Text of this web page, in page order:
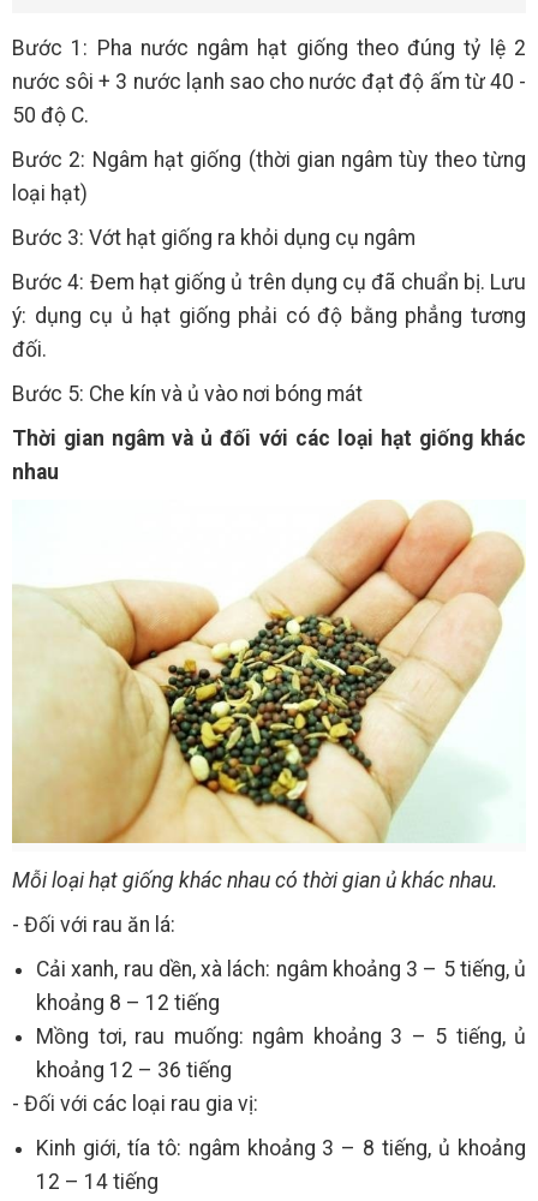
Bước 1: Pha nước ngâm hạt giống theo đúng tỷ lệ 2
nước sôi + 3 nước lạnh sao cho nước đạt độ ấm từ 40 -
50 độ C.
Bước 2: Ngâm hạt giống (thời gian ngâm tùy theo từng
loại hạt)
Bước 3: Vớt hạt giống ra khỏi dụng cụ ngâm
Bước 4: Đem hạt giống ủ trên dụng cụ đã chuẩn bị. Lưu
ý: dụng cụ ủ hạt giống phải có độ bằng phẳng tương
đối.
Bước 5: Che kín và ủ vào nơi bóng mát
Thời gian ngâm và ủ đối với các loại hạt giống khác
nhau
Mỗi loại hạt giống khác nhau có thời gian ủ khác nhau.
- Đối với rau ăn lá:
Cải xanh, rau dền, xà lách: ngâm khoảng 3 – 5 tiếng, ủ
khoảng 8 – 12 tiếng
Mồng tơi, rau muống: ngâm khoảng 3 – 5 tiếng, ủ
khoảng 12 – 36 tiếng
- Đối với các loại rau gia vị:
Kinh giới, tía tô: ngâm khoảng 3 – 8 tiếng, ủ khoảng
12 – 14 tiếng